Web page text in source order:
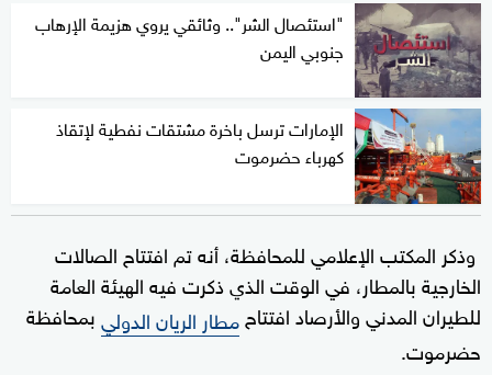
"استئصال الشر".. وثائقي يروي هزيمة الإرهاب
جنوبي اليمن
الإمارات ترسل باخرة مشتقات نفطية لإتقاذ
كهرباء حضرموت
وذكر المكتب الإعلامي للمحافظة، أنه تم افتتاح الصالات
الخارجية بالمطار، في الوقت الذي ذكرت فيه الهيئة العامة
للطيران المدني والأرصاد افتتاحمطار الريان الدوليبمحافظة
حضرموت.